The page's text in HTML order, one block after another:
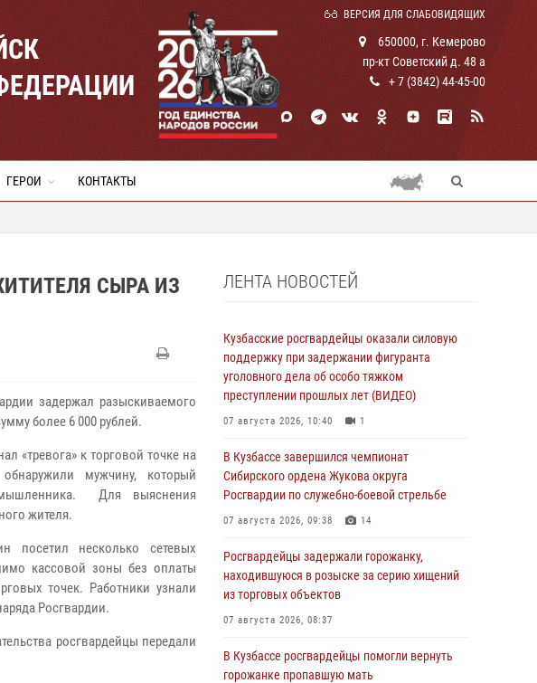
ВЕРСИЯ ДЛЯ СЛАБОВИДЯЩИХ
650000, г. Кемерово
пр-кт Советский д. 48 а
+ 7 (3842) 44-45-00
ГЕРОИ КОНТАКТЫ
СЫРА ИЗ
задержал разыскиваемого
более 6 000 рублей.
«тревога» к торговой точке на
мужчину, который
Для выяснения
жителя.
посетил несколько сетевых
кассовой зоны без оплаты
точек. Работники узнали
Росгвардии.
росгвардейцы передали
ЛЕНТА НОВОСТЕЙ
Кузбасские росгвардейцы оказали силовую
поддержку при задержании фигуранта
уголовного дела об особо тяжком
преступлении прошлых лет (ВИДЕО)
07 августа 2026, 10:40 1
В Кузбассе завершился чемпионат
Сибирского ордена Жукова округа
Росгвардии по служебно-боевой стрельбе
07 августа 2026, 09:38 14
Росгвардейцы задержали горожанку,
находившуюся в розыске за серию хищений
из торговых объектов
07 августа 2026, 08:37
В Кузбассе росгвардейцы помогли вернуть
горожанке пропавшую мать